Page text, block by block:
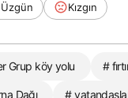
Üzgün Kızgın
Grup köy yolu #
Dağı #